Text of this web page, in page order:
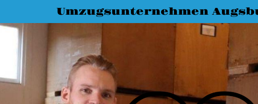
Umzugsunternehmen